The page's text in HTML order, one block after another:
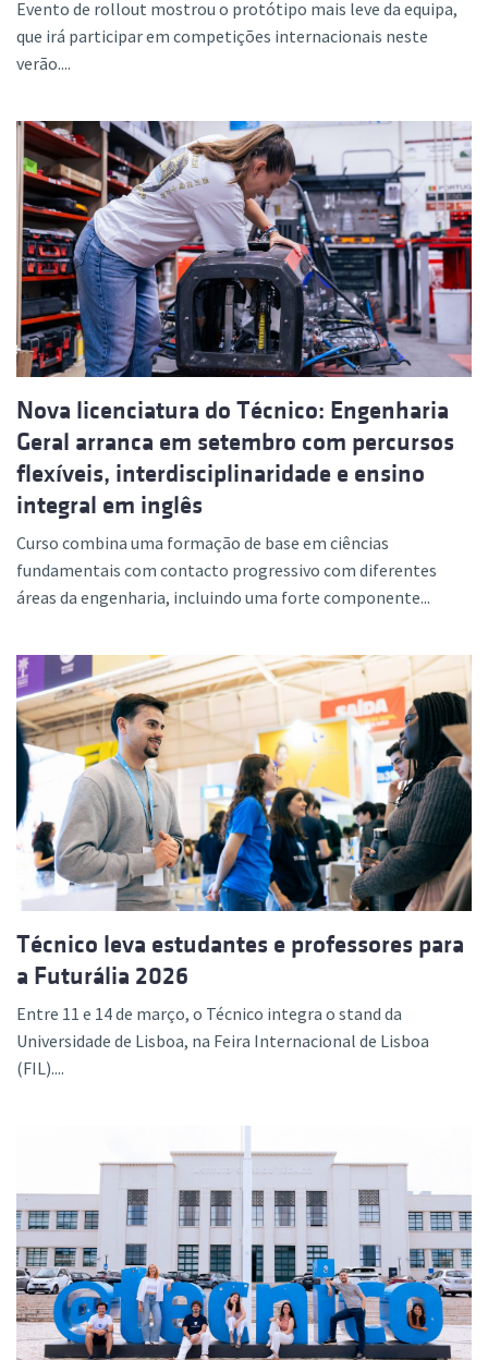
Evento de rollout mostrou o protótipo mais leve da equipa,
que irá participar em competições internacionais neste
verão....
Nova licenciatura do Técnico: Engenharia
Geral arranca em setembro com percursos
flexíveis, interdisciplinaridade e ensino
integral em inglês
Curso combina uma formação de base em ciências
fundamentais com contacto progressivo com diferentes
áreas da engenharia, incluindo uma forte componente...
Técnico leva estudantes e professores para
a Futurália 2026
Entre 11 e 14 de março, o Técnico integra o stand da
Universidade de Lisboa, na Feira Internacional de Lisboa
(FIL)....